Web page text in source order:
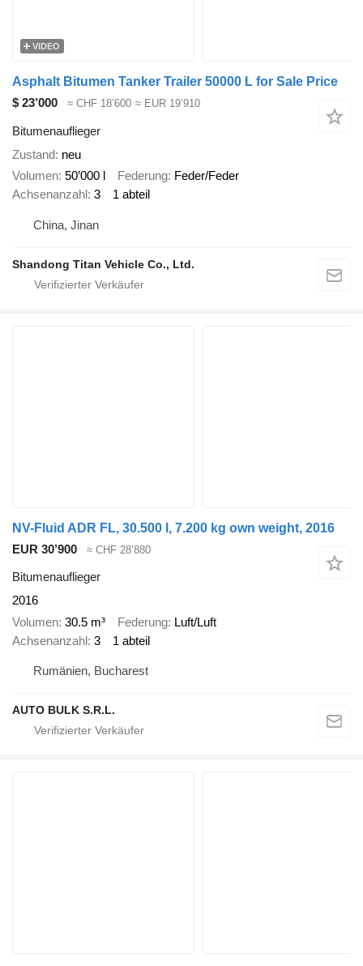
VIDEO
Asphalt Bitumen Tanker Trailer 50000 L for Sale Price
$ 23’000
≈ CHF 18’600 ≈ EUR 19’910
Bitumenauflieger
Zustand neu
Volumen 50’000 l Federung Feder/Feder
Achsenanzahl 3 1 abteil
China, Jinan
Shandong Titan Vehicle Co., Ltd.
NV-Fluid ADR FL, 30.500 l, 7.200 kg own weight, 2016
EUR 30’900
≈ CHF 28’880
Bitumenauflieger
2016
Volumen 30.5 m³ Federung Luft/Luft
Achsenanzahl 3 1 abteil
Rumänien, Bucharest
AUTO BULK S.R.L.